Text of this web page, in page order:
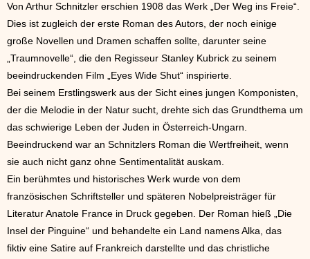
Von Arthur Schnitzler erschien 1908 das Werk „Der Weg ins Freie“.
Dies ist zugleich der erste Roman des Autors, der noch einige
große Novellen und Dramen schaffen sollte, darunter seine
„Traumnovelle“, die den Regisseur Stanley Kubrick zu seinem
beeindruckenden Film „Eyes Wide Shut“ inspirierte.
Bei seinem Erstlingswerk aus der Sicht eines jungen Komponisten,
der die Melodie in der Natur sucht, drehte sich das Grundthema um
das schwierige Leben der Juden in Österreich-Ungarn.
Beeindruckend war an Schnitzlers Roman die Wertfreiheit, wenn
sie auch nicht ganz ohne Sentimentalität auskam.
Ein berühmtes und historisches Werk wurde von dem
französischen Schriftsteller und späteren Nobelpreisträger für
Literatur Anatole France in Druck gegeben. Der Roman hieß „Die
Insel der Pinguine“ und behandelte ein Land namens Alka, das
fiktiv eine Satire auf Frankreich darstellte und das christliche